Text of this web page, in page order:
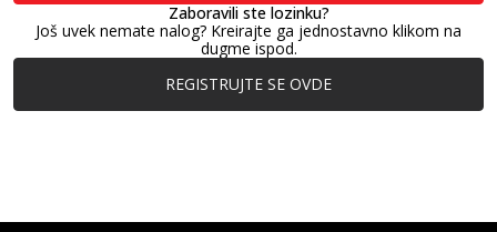
Zaboravili ste lozinku?
Još uvek nemate nalog? Kreirajte ga jednostavno klikom na
dugme ispod.
REGISTRUJTE SE OVDE